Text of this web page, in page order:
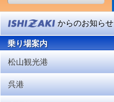
からのお知らせ
乗り場案内
松山観光港
呉港